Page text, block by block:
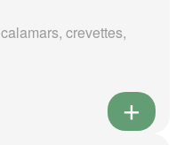
crevettes,